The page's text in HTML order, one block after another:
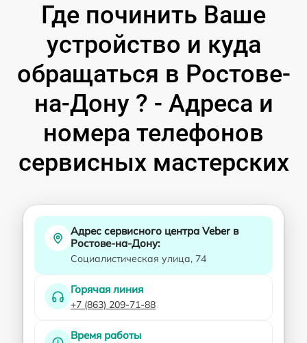
Где починить Ваше
устройство и куда
обращаться в Ростове-
на-Дону ? - Адреса и
номера телефонов
сервисных мастерских
Адрес сервисного центра Veber в
Ростове-на-Дону:
Социалистическая улица, 74
Горячая линия
+7 (863) 209-71-88
Время работы